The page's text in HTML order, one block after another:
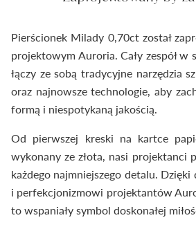
Pierścionek Milady 0,70ct został
projektowym Auroria. Cały zespół w
łączy ze sobą tradycyjne narzędzia
oraz najnowsze technologie, aby
formą i niespotykaną jakością.
Od pierwszej kreski na kartce
wykonany ze złota, nasi projektanci
każdego najmniejszego detalu.
i perfekcjonizmowi projektantów
to wspaniały symbol doskonałej